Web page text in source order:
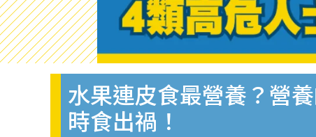
水果連皮食最營養？營
時食出禍！